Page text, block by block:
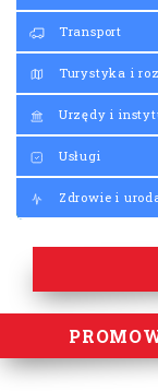
Transport
Turystyka i
Urzędy i
Usługi
Zdrowie i